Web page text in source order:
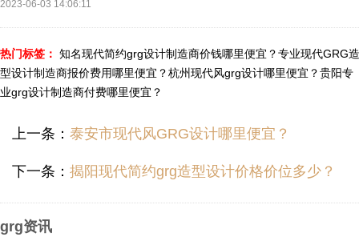
2023-06-03 14:06:11
热门标签： 知名现代简约grg设计制造商价钱哪里便宜？专业现代GRG造
型设计制造商报价费用哪里便宜？杭州现代风grg设计哪里便宜？贵阳专
业grg设计制造商付费哪里便宜？
上一条： 泰安市现代风GRG设计哪里便宜？
下一条： 揭阳现代简约grg造型设计价格价位多少？
grg资讯